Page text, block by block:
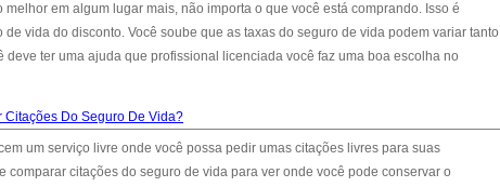
em algum lugar mais, não importa o que você está comprando. Isso é
vida do disconto. Você soube que as taxas do seguro de vida podem variar tanto
ter uma ajuda que profissional licenciada você faz uma boa escolha no
Citações Do Seguro De Vida?
um serviço livre onde você possa pedir umas citações livres para suas
comparar citações do seguro de vida para ver onde você pode conservar o